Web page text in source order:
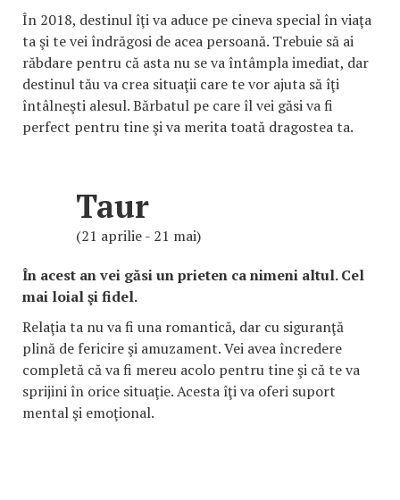
În 2018, destinul îţi va aduce pe cineva special în viaţa
ta şi te vei îndrăgosi de acea persoană. Trebuie să ai
răbdare pentru că asta nu se va întâmpla imediat, dar
destinul tău va crea situaţii care te vor ajuta să îţi
întâlneşti alesul. Bărbatul pe care îl vei găsi va fi
perfect pentru tine şi va merita toată dragostea ta.
Taur
(21 aprilie - 21 mai)
În acest an vei găsi un prieten ca nimeni altul. Cel
mai loial şi fidel.
Relaţia ta nu va fi una romantică, dar cu siguranţă
plină de fericire şi amuzament. Vei avea încredere
completă că va fi mereu acolo pentru tine şi că te va
sprijini în orice situaţie. Acesta îţi va oferi suport
mental şi emoţional.